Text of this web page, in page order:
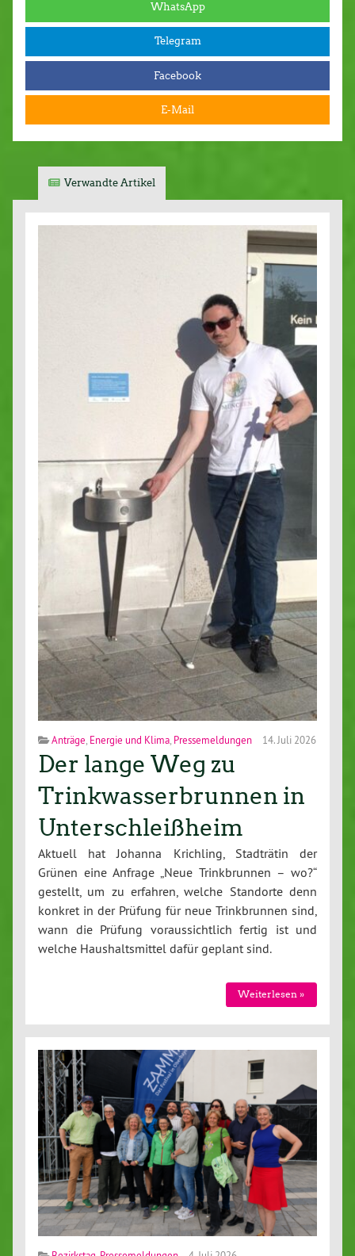
WhatsApp
Telegram
Facebook
E-Mail
Verwandte Artikel
Anträge Energie und Klima Pressemeldungen 14. Juli 2026
Der lange Weg zu
Trinkwasserbrunnen in
Unterschleißheim
Aktuell hat Johanna Krichling, Stadträtin der
Grünen eine Anfrage „Neue Trinkbrunnen – wo?“
gestellt, um zu erfahren, welche Standorte denn
konkret in der Prüfung für neue Trinkbrunnen sind,
wann die Prüfung voraussichtlich fertig ist und
welche Haushaltsmittel dafür geplant sind.
Weiterlesen »